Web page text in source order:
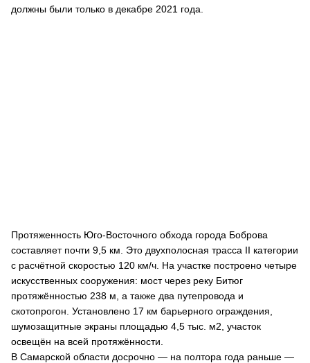
должны были только в декабре 2021 года.
Протяженность Юго-Восточного обхода города Боброва
составляет почти 9,5 км. Это двухполосная трасса II категории
с расчётной скоростью 120 км/ч. На участке построено четыре
искусственных сооружения: мост через реку Битюг
протяжённостью 238 м, а также два путепровода и
скотопрогон. Установлено 17 км барьерного ограждения,
шумозащитные экраны площадью 4,5 тыс. м2, участок
освещён на всей протяжённости.
В Самарской области досрочно — на полтора года раньше —